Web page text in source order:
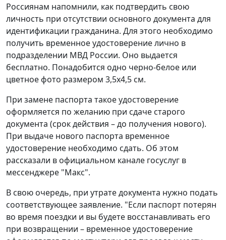
Россиянам напомнили, как подтвердить свою
личность при отсутствии основного документа для
идентификации гражданина. Для этого необходимо
получить временное удостоверение лично в
подразделении МВД России. Оно выдается
бесплатно. Понадобится одно черно-белое или
цветное фото размером 3,5x4,5 см.
При замене паспорта такое удостоверение
оформляется по желанию при сдаче старого
документа (срок действия – до получения нового).
При выдаче нового паспорта временное
удостоверение необходимо сдать. Об этом
рассказали в официальном канале госуслуг в
мессенджере "Макс".
В свою очередь, при утрате документа нужно подать
соответствующее заявление. "Если паспорт потерян
во время поездки и вы будете восстанавливать его
при возвращении – временное удостоверение